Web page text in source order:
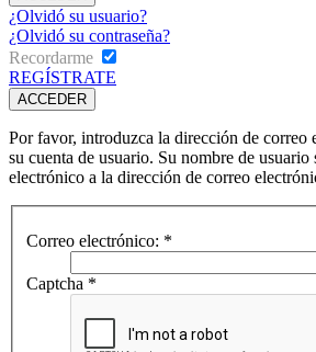
¿Olvidó su usuario?
¿Olvidó su contraseña?
Recordarme
REGÍSTRATE
Por favor, introduzca la dirección de correo
su cuenta de usuario. Su nombre de
electrónico a la dirección de correo
Correo electrónico: *
Captcha *